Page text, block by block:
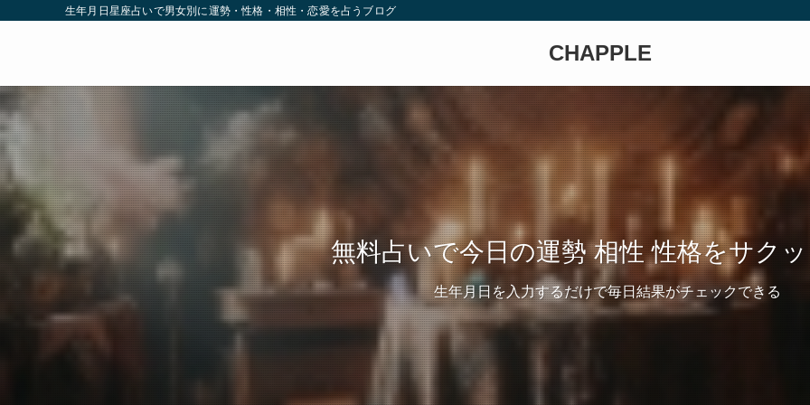
生年月日星座占いで男女別に運勢・性格・相性・恋愛を占うブログ
CHAPPLE
無料占いで今日の運勢 相性 性格をサク
生年月日を入力するだけで毎日結果がチェックできる